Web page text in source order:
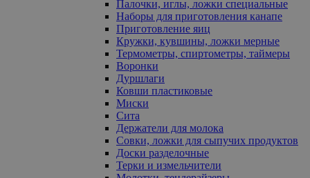
Палочки, иглы, ложки специальные
Наборы для приготовления канапе
Приготовление яиц
Кружки, кувшины, ложки мерные
Термометры, спиртометры, таймеры
Воронки
Дуршлаги
Ковши пластиковые
Миски
Сита
Держатели для молока
Совки, ложки для сыпучих продуктов
Доски разделочные
Терки и измельчители